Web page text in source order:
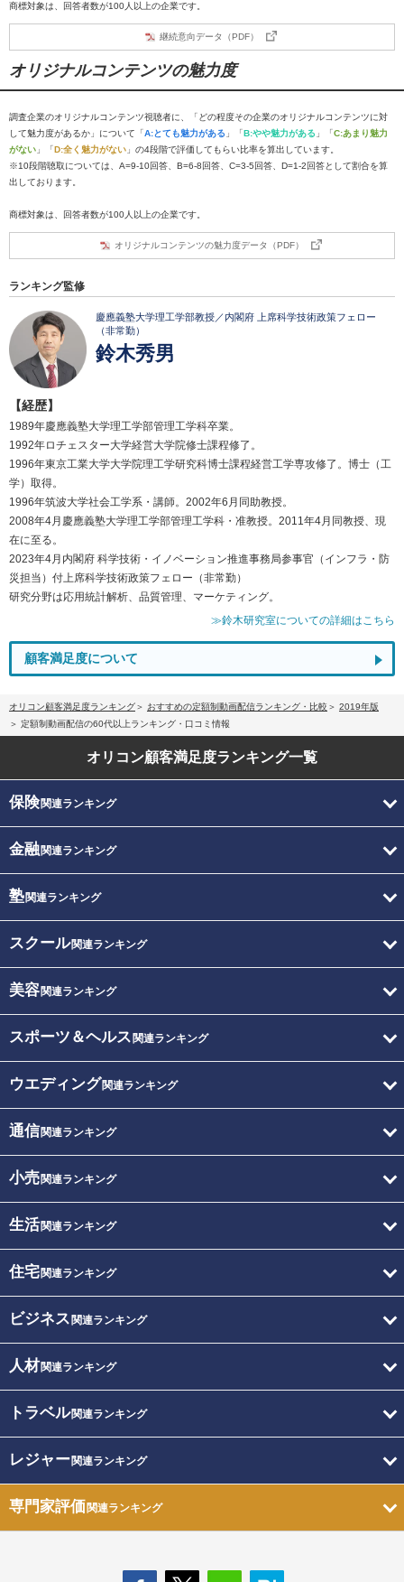
商標対象は、回答者数が100人以上の企業です。
継続意向データ（PDF）
オリジナルコンテンツの魅力度
調査企業のオリジナルコンテンツ視聴者に、「どの程度その企業のオリジナルコンテンツに対
して魅力度があるか」について「A:とても魅力がある 」「B:やや魅力がある 」「C:あまり魅力
がない 」「D:全く魅力がない 」の4段階で評価してもらい比率を算出しています。
※10段階聴取については、A=9-10回答、B=6-8回答、C=3-5回答、D=1-2回答として割合を算
出しております。
商標対象は、回答者数が100人以上の企業です。
オリジナルコンテンツの魅力度データ（PDF）
ランキング監修
慶應義塾大学理工学部教授／内閣府 上席科学技術政策フェロー
（非常勤）
鈴木秀男
【経歴】
1989年慶應義塾大学理工学部管理工学科卒業。
1992年ロチェスター大学経営大学院修士課程修了。
1996年東京工業大学大学院理工学研究科博士課程経営工学専攻修了。博士（工
学）取得。
1996年筑波大学社会工学系・講師。2002年6月同助教授。
2008年4月慶應義塾大学理工学部管理工学科・准教授。2011年4月同教授、現
在に至る。
2023年4月内閣府 科学技術・イノベーション推進事務局参事官（インフラ・防
災担当）付上席科学技術政策フェロー（非常勤）
研究分野は応用統計解析、品質管理、マーケティング。
≫鈴木研究室についての詳細はこちら
顧客満足度について
オリコン顧客満足度ランキング おすすめの定額制動画配信ランキング・比較
2019年版
定額制動画配信の60代以上ランキング・口コミ情報
オリコン顧客満足度ランキング一覧
保険関連ランキング
金融関連ランキング
塾関連ランキング
スクール関連ランキング
美容関連ランキング
スポーツ＆ヘルス 関連ランキング
ウエディング関連ランキング
通信関連ランキング
小売関連ランキング
生活関連ランキング
住宅関連ランキング
ビジネス 関連ランキング
人材関連ランキング
トラベル関連ランキング
レジャー関連ランキング
専門家評価関連ランキング